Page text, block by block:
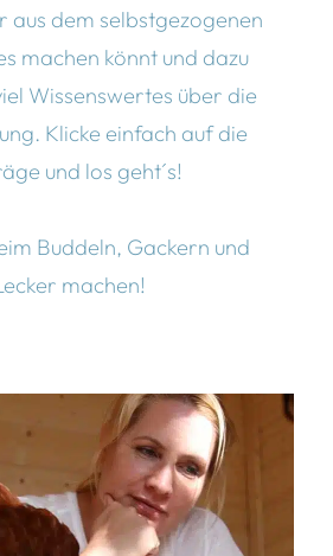
aus dem selbstgezogenen
machen könnt und dazu
Wissenswertes über die
Klicke einfach auf die
und los geht´s!
Buddeln, Gackern und
machen!